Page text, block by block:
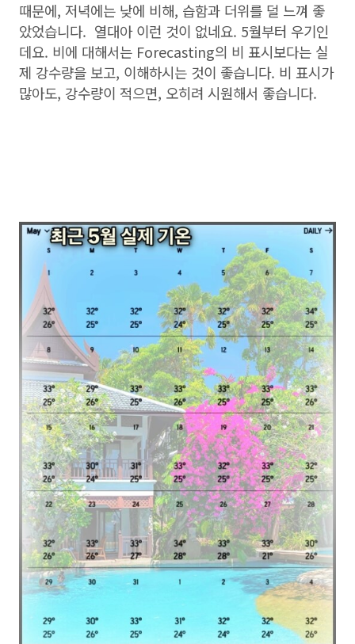
때문에, 저녁에는 낮에 비해, 습함과 더위를 덜 느껴 좋
았었습니다. 열대아 이런 것이 없네요. 5월부터 우기인
데요. 비에 대해서는 Forecasting의 비 표시보다는 실
제 강수량을 보고, 이해하시는 것이 좋습니다. 비 표시가
많아도, 강수량이 적으면, 오히려 시원해서 좋습니다.